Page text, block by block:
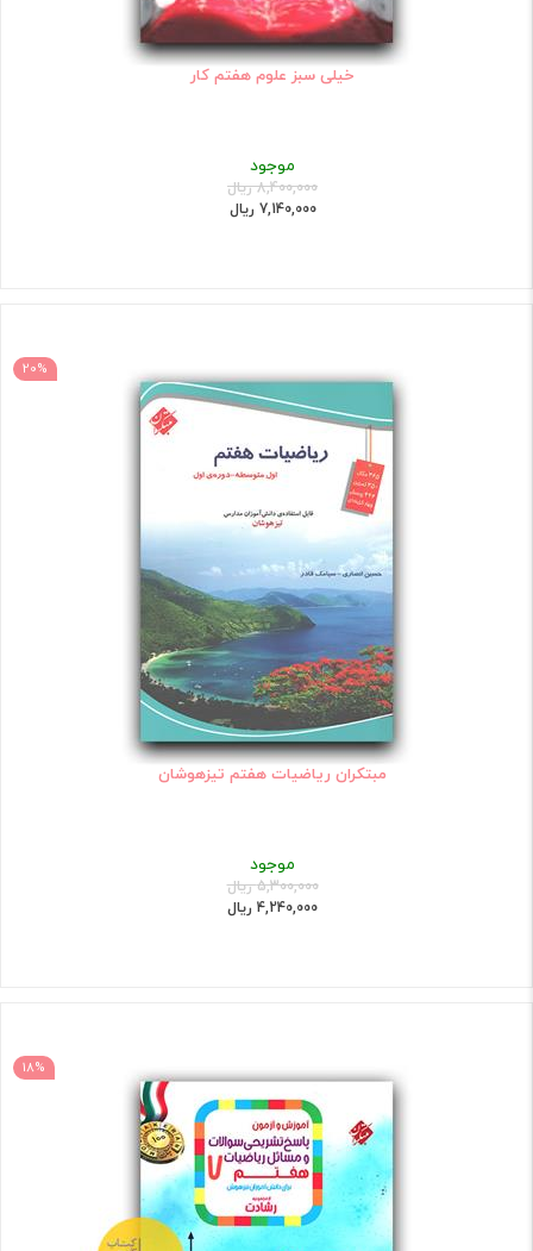
خیلی سبز علوم هفتم کار
موجود
8,400,000 ریال
7,140,000 ریال
20%
مبتکران ریاضیات هفتم تیزهوشان
موجود
5,300,000 ریال
4,240,000 ریال
18%